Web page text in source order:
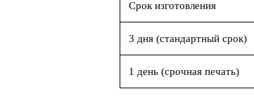
Срок изготовления
3 дня (стандартный срок)
1 день (срочная печать)